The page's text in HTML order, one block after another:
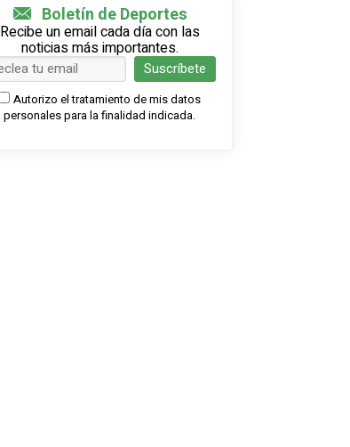
Boletín de Deportes
Recibe un email cada día con las
noticias más importantes.
Suscríbete
Autorizo el tratamiento de mis datos
personales para la finalidad indicada.